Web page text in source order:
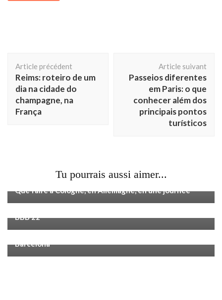
d'article
Article précédent
Reims: roteiro de um
dia na cidade do
champagne, na
França
Article suivant
Passeios diferentes
em Paris: o que
conhecer além dos
principais pontos
turísticos
Tu pourrais aussi aimer...
Que faire à Cologne, en Allemagne, en une journée
Voyage
BBB 22
Barcelona